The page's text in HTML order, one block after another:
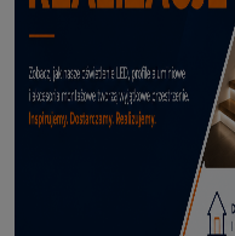
70,50 zł
DODAJ DO KOSZYKA